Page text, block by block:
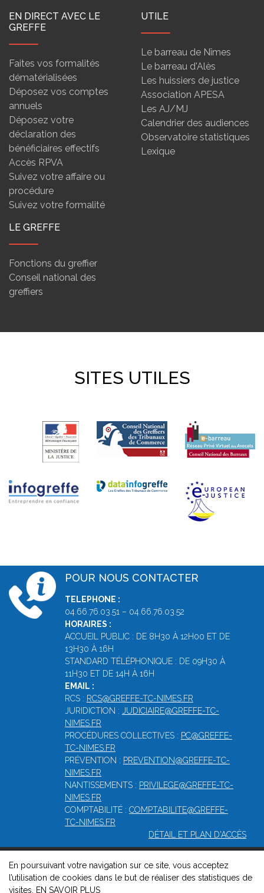
EN DIRECT AVEC LE
GREFFE
Faites vos formalités
dématérialisées
Déposez vos comptes
annuels
Déposez votre
déclaration des
bénéficiaires effectifs
Accès RPVA
Suivez votre affaire ou
procédure
Suivez votre formalité
UTILE
Le barreau de Nîmes
Le barreau d'Alès
Les huissiers de justice
Association APESA
Les AJ/MJ
Calendrier des audiences
Observatoire statistiques
Lexique
LE GREFFE
Fonctions du greffier
Conseil national des
greffiers
SITES UTILES
POUR NOUS CONTACTER
TELEPHONE :
04.66.76.03.51 – 04.66.76.03.52
HORAIRES :
ACCUEIL PUBLIC : DE 8H30 À 12H00 ET DE
13H30 À 16H
STANDARD TÉLÉPHONIQUE : DE 09H30 À
11H30 ET DE 14H À 16H
EMAIL :
RCS : RCS@GREFFE-TC-NIMES.FR
JURIDICTION : JUDICIAIRE@GREFFE-TC-
NIMES.FR
PROCÉDURES COLLECTIVES : PC@GREFFE-
TC-NIMES.FR
PRÉVENTION : PREVENTION@GREFFE-TC-
NIMES.FR
NANTISSEMENTS : PRIVILEGE@GREFFE-TC-
NIMES.FR
COMPTABILITÉ : COMPTABILITE@GREFFE-
TC-NIMES.FR
DÉTAIL ET PLAN D'ACCÈS
© 2026, Greffe du Tribunal de Commerce de Nîmes -Mentions
légales-Contact -Gestion des cookies -Politique de
En poursuivant votre navigation sur ce site, vous acceptez
l’utilisation de cookies dans le but de réaliser des statistiques de
visites.
EN SAVOIR PLUS